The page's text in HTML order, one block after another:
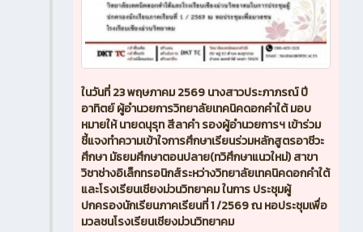
ในวันที่ 23 พฤษภาคม 2569 นางสาวประภาภรณ์ ปี
อาทิตย์ ผู้อำนวยการวิทยาลัยเทคนิคดอกคำใต้ มอบ
หมายให้ นายดนุรุท สีลาคำ รองผู้อำนวยการฯ เข้าร่วม
ชี้แจงทำความเข้าใจการศึกษาเรียนร่วมหลักสูตรอาชีวะ
ศึกษา มัธยมศึกษาตอนปลาย(ทวิศึกษาแนวใหม่) สาขา
วิชาช่างอิเล็กทรอนิกส์ระหว่างวิทยาลัยเทคนิคดอกคำใต้
และโรงเรียนเชียงม่วนวิทยาคม ในการ ประชุมผู้
ปกครองนักเรียนภาคเรียนที่ 1 /2569 ณ หอประชุมเพื่อ
มวลชนโรงเรียนเชียงม่วนวิทยาคม